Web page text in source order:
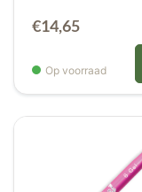
€14,65
Op voorraad